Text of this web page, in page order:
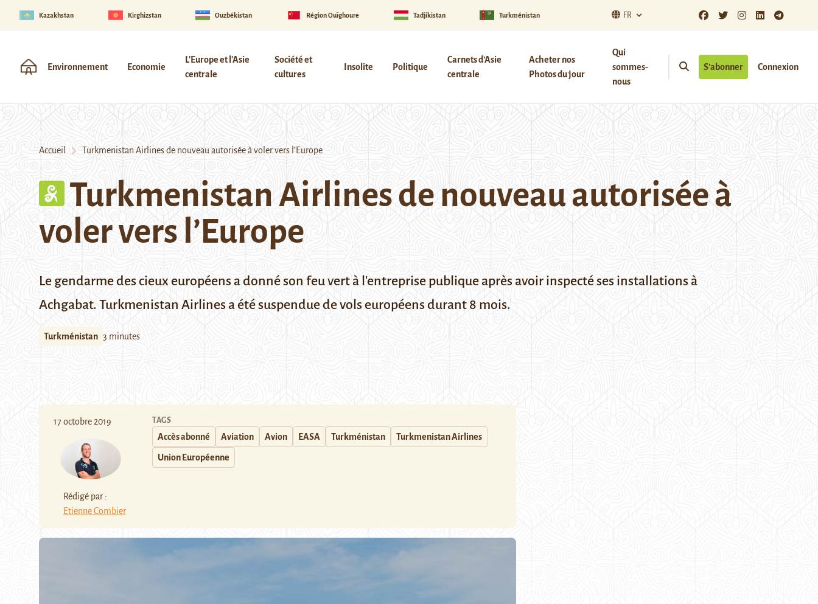
Kazakhstan Kirghizstan Ouzbékistan Région Ouïghoure Tadjikistan Turkménistan FR
Environnement Economie
L'Europe et l'Asie
centrale
Société et
cultures
Insolite Politique
Carnets d’Asie
centrale
Acheter nos
Photos du jour
Qui
sommes-
nous
S’abonner Connexion
Accueil Turkmenistan Airlines de nouveau autorisée à voler vers l’Europe
Turkmenistan Airlines de nouveau autorisée à
voler vers l’Europe
Le gendarme des cieux européens a donné son feu vert à l'entreprise publique après avoir inspecté ses installations à
Achgabat. Turkmenistan Airlines a été suspendue de vols européens durant 8 mois.
Turkménistan 3 minutes
17 octobre 2019
Rédigé par :
Etienne Combier
TAGS
Accès abonné Aviation Avion EASA Turkménistan Turkmenistan Airlines
Union Européenne